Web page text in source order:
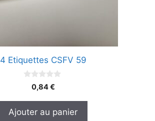
4 Etiquettes CSFV 59
5
0,84€
Ajouter au panier